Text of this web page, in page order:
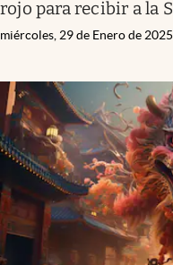
rojo para recibir a la
miércoles, 29 de Enero de 2025